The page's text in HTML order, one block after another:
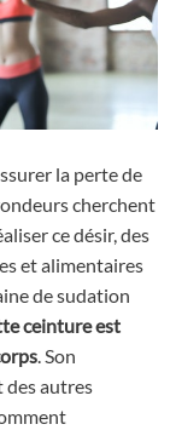
la perte de
cherchent
ce désir, des
et alimentaires
de sudation
ceinture est
. Son
autres